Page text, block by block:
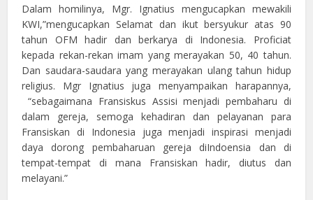
Dalam homilinya, Mgr. Ignatius mengucapkan mewakili
KWI,”mengucapkan Selamat dan ikut bersyukur atas 90
tahun OFM hadir dan berkarya di Indonesia. Proficiat
kepada rekan-rekan imam yang merayakan 50, 40 tahun.
Dan saudara-saudara yang merayakan ulang tahun hidup
religius. Mgr Ignatius juga menyampaikan harapannya,
“sebagaimana Fransiskus Assisi menjadi pembaharu di
dalam gereja, semoga kehadiran dan pelayanan para
Fransiskan di Indonesia juga menjadi inspirasi menjadi
daya dorong pembaharuan gereja diIndoensia dan di
tempat-tempat di mana Fransiskan hadir, diutus dan
melayani.”